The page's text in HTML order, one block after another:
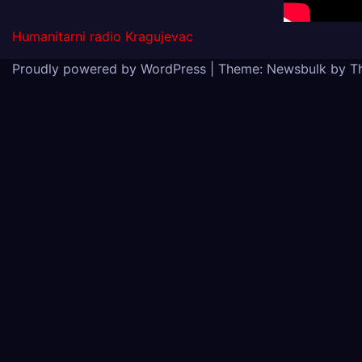
Humanitarni radio Kragujevac
Proudly powered by WordPress
Theme: Newsbulk by